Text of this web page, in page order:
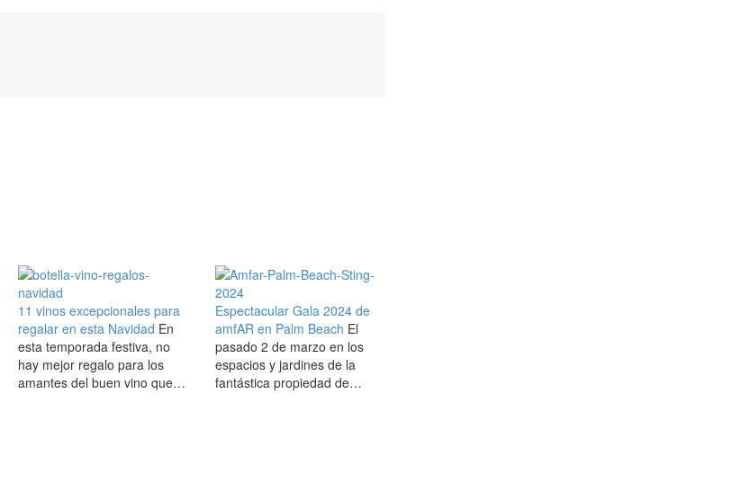
11 vinos excepcionales para
regalar en esta Navidad En
esta temporada festiva, no
hay mejor regalo para los
amantes del buen vino que…
Espectacular Gala 2024 de
amfAR en Palm Beach El
pasado 2 de marzo en los
espacios y jardines de la
fantástica propiedad de…